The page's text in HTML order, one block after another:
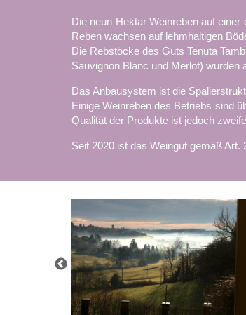
Die neun Hektar Weinreben auf
Reben wachsen auf lehmhaltigen
Die Rebstöcke des Guts Tenuta
Sauvignon Blanc und Merlot) wurden
Das Anbausystem ist die
Einige Weinreben des Betriebs sind
Qualität der Produkte ist jedoch
Seit 2020 ist das Weingut gemäß Art.